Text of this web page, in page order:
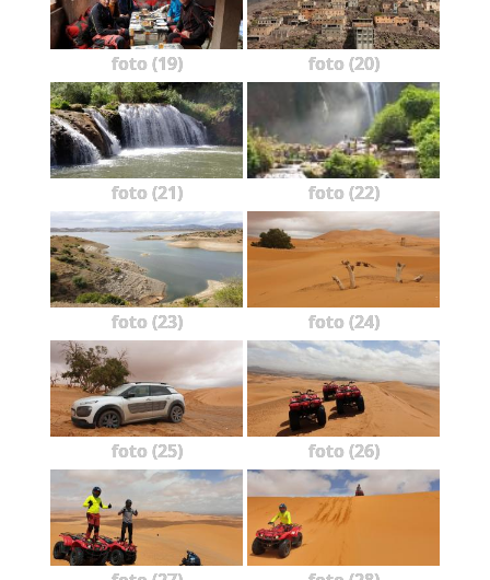
foto (19) foto (20)
foto (21) foto (22)
foto (23) foto (24)
foto (25) foto (26)